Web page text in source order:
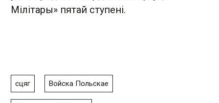
Мілітары» пятай ступені.
сцяг Войска Польскае